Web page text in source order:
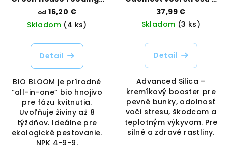
Vaporama
od 16,20 €
Skladom (4 ks)
Detail
BIO BLOOM je prírodné
“all-in-one” bio hnojivo
pre fázu kvitnutia.
Uvoľňuje živiny až 8
týždňov. Ideálne pre
ekologické pestovanie.
NPK 4-9-9.
silné stonky | Advanced
Hydroponics |
Vaporama
37,99 €
Skladom (3 ks)
Detail
Advanced Silica –
kremíkový booster pre
pevné bunky, odolnosť
voči stresu, škodcom a
teplotným výkyvom. Pre
silné a zdravé rastliny.